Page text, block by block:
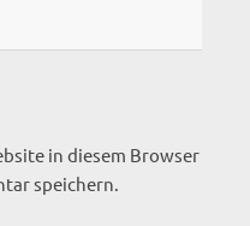
in diesem Browser
speichern.